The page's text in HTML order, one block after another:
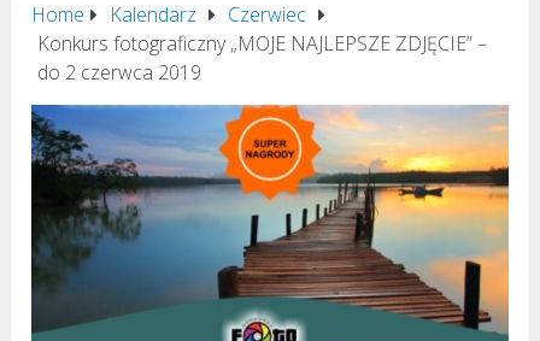
Home Kalendarz
Czerwiec
Konkurs fotograficzny „MOJE NAJLEPSZE ZDJĘCIE” –
do 2 czerwca 2019